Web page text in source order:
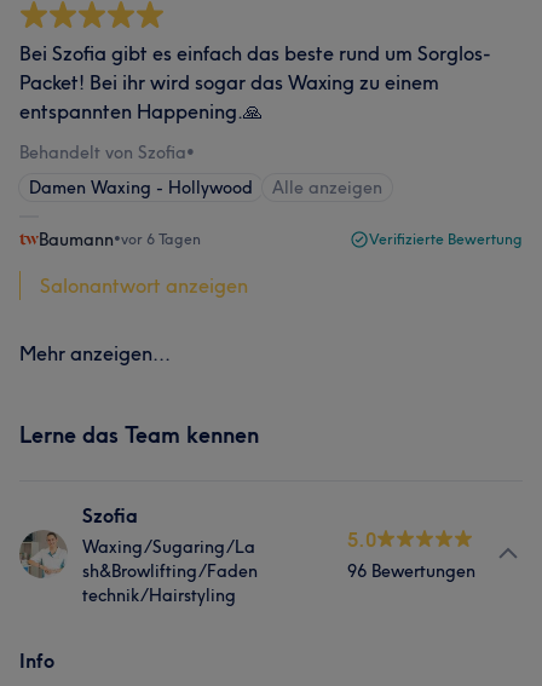
Bei Szofia gibt es einfach das beste rund um Sorglos-
Packet! Bei ihr wird sogar das Waxing zu einem
entspannten Happening.🙏
Behandelt von Szofia•
Damen Waxing - Hollywood
Alle anzeigen
Baumann•vor 6 Tagen Verifizierte Bewertung
Salonantwort anzeigen
Mehr anzeigen...
Lerne das Team kennen
Szofia
Waxing/Sugaring/La
sh&Browlifting/Faden
technik/Hairstyling
5.0
96 Bewertungen
Info